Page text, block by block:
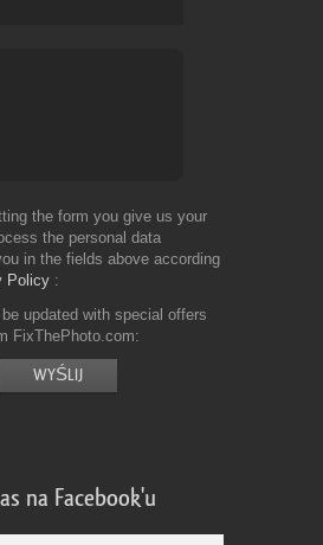
the form you give us your
the personal data
in the fields above according
Policy
be updated with special offers
FixThePhoto.com
na Facebook'u